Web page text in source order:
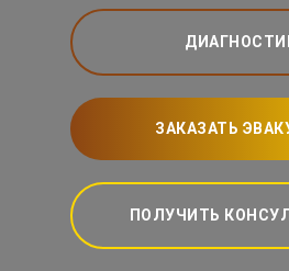
ЗАКАЗАТЬ
ПОЛУЧИТЬ